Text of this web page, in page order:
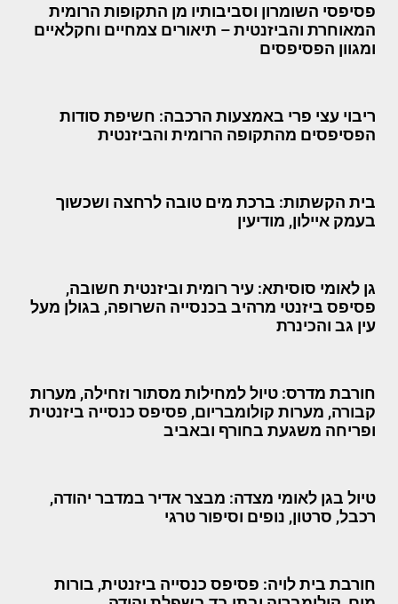
פסיפסי השומרון וסביבותיו מן התקופות הרומית
המאוחרת והביזנטית – תיאורים צמחיים וחקלאיים
ומגוון הפסיפסים
ריבוי עצי פרי באמצעות הרכבה: חשיפת סודות
הפסיפסים מהתקופה הרומית והביזנטית
בית הקשתות: ברכת מים טובה לרחצה ושכשוך
בעמק איילון, מודיעין
גן לאומי סוסיתא: עיר רומית וביזנטית חשובה,
פסיפס ביזנטי מרהיב בכנסייה השרופה, בגולן מעל
עין גב והכינרת
חורבת מדרס: טיול למחילות מסתור וזחילה, מערות
קבורה, מערות קולומבריום, פסיפס כנסייה ביזנטית
ופריחה משגעת בחורף ובאביב
טיול בגן לאומי מצדה: מבצר אדיר במדבר יהודה,
רכבל, סרטון, נופים וסיפור טרגי
חורבת בית לויה: פסיפס כנסייה ביזנטית, בורות